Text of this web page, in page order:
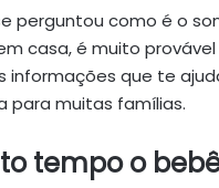
perguntou como é o
casa, é muito
informações que te
para muitas famílias.
tempo o